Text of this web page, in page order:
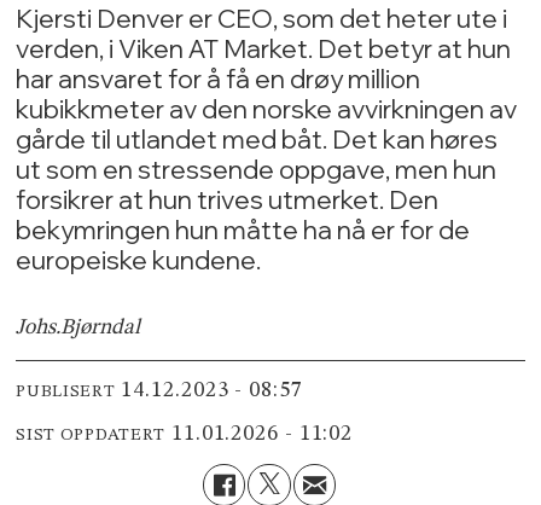
Kjersti Denver er CEO, som det heter ute i
verden, i Viken AT Market. Det betyr at hun
har ansvaret for å få en drøy million
kubikkmeter av den norske avvirkningen av
gårde til utlandet med båt. Det kan høres
ut som en stressende oppgave, men hun
forsikrer at hun trives utmerket. Den
bekymringen hun måtte ha nå er for de
europeiske kundene.
Johs.Bjørndal
PUBLISERT 14.12.2023 - 08:57
SIST OPPDATERT 11.01.2026 - 11:02